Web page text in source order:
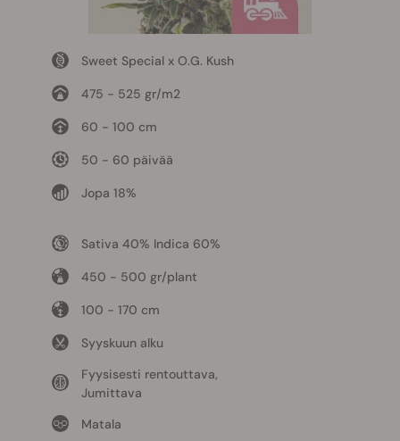
Sweet Special x O.G. Kush
475 - 525 gr/m2
60 - 100 cm
50 - 60 päivää
Jopa 18%
Sativa 40% Indica 60%
450 - 500 gr/plant
100 - 170 cm
Syyskuun alku
Fyysisesti rentouttava,
Jumittava
Matala